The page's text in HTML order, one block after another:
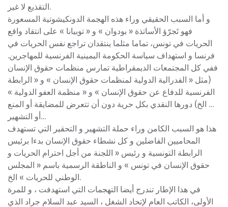
التقذيع لا غير.
و أما السبب الحقيقي وراء هذه الهجمة الدونكيشوتية المسعورة
فهو تَجرّؤ الأساتذة « بودوان » و « توبيانا » على انتقاد واقع
الحريات في تونس، تماما مثلما ينتقدان تراجع نفس الحريات في
فرنسا و استهداف سياسة الحكومة اليمينية الفرنسية للمهاجرين.
ففي كل المجتمعات الديمقراطية تمارس منظمات حقوق الإنسان
(مثل « الفدرالية الدولية لمنظمات حقوق الإنسان » و « الرابطة
الفرنسية للدفاع عن حقوق الإنسان » و « منظمة العفو الدولية »
… الخ) دورها النقدي بكل حرية دون أن تتعرض للمضايقة أو المنع
أو التشهير…
هذا هو السبب الكامن وراء حملة التشهير و التحقير التي تستهدف
المحاميين الفاضلين و كل نشطاء حقوق الإنسان بدءا برئيس
الرابطة التونسية و رئيس « اللجنة من أجل احترام الحريات و
حقوق الإنسان في تونس » و الناطقة الرسمية باسم « المجلس
الوطني للحريات » الخ.
في هذا الإطار تندرج أيضا التهجمات التي استهدفت ، و للمرة
الأولى، الكاتب العام لإتحاد الشغل ، السيد عبد السلام جراد الذي